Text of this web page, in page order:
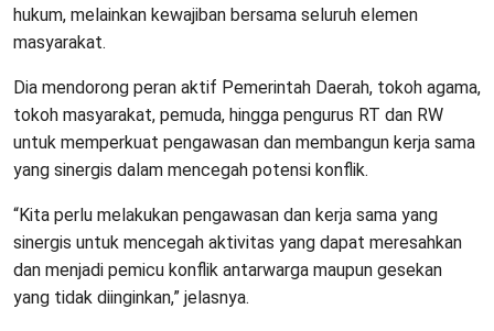
hukum, melainkan kewajiban bersama seluruh elemen
masyarakat.
Dia mendorong peran aktif Pemerintah Daerah, tokoh agama,
tokoh masyarakat, pemuda, hingga pengurus RT dan RW
untuk memperkuat pengawasan dan membangun kerja sama
yang sinergis dalam mencegah potensi konflik.
“Kita perlu melakukan pengawasan dan kerja sama yang
sinergis untuk mencegah aktivitas yang dapat meresahkan
dan menjadi pemicu konflik antarwarga maupun gesekan
yang tidak diinginkan,” jelasnya.